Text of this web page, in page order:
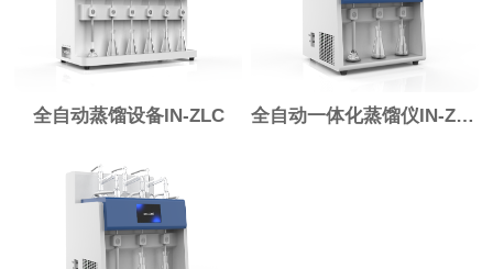
全自动蒸馏设备IN-ZLC 全自动一体化蒸馏仪IN-ZLD